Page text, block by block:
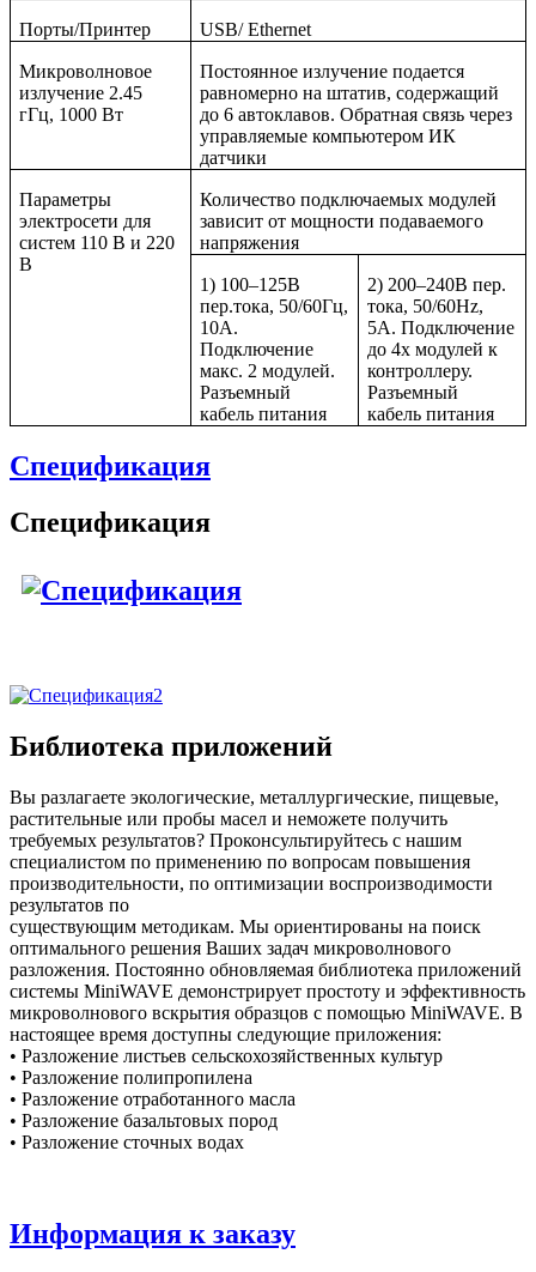
Порты/Принтер USB/ Ethernet
Микроволновое
излучение 2.45
гГц, 1000 Вт
Постоянное излучение подается
равномерно на штатив, содержащий
до 6 автоклавов. Обратная связь через
управляемые компьютером ИК
датчики
Параметры
электросети для
систем 110 В и 220
В
Количество подключаемых модулей
зависит от мощности подаваемого
напряжения
1) 100–125В
пер.тока, 50/60Гц,
10A.
Подключение
макс. 2 модулей.
Разъемный
кабель питания
2) 200–240В пер.
тока, 50/60Hz,
5A. Подключение
до 4х модулей к
контроллеру.
Разъемный
кабель питания
Спецификация
Спецификация
Библиотека приложений
Вы разлагаете экологические, металлургические, пищевые,
растительные или пробы масел и неможете получить
требуемых результатов? Проконсультируйтесь с нашим
специалистом по применению по вопросам повышения
производительности, по оптимизации воспроизводимости
результатов по
существующим методикам. Мы ориентированы на поиск
оптимального решения Ваших задач микроволнового
разложения. Постоянно обновляемая библиотека приложений
системы MiniWAVE демонстрирует простоту и эффективность
микроволнового вскрытия образцов с помощью MiniWAVE. В
настоящее время доступны следующие приложения:
• Разложение листьев сельскохозяйственных культур
• Разложение полипропилена
• Разложение отработанного масла
• Разложение базальтовых пород
• Разложение сточных водах
Информация к заказу